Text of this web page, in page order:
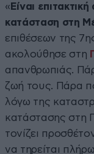
« Είναι
κατάσταση στη
επιθέσεων της
ακολούθησε στη
απανθρωπιάς.
ζωή τους. Πάρα
λόγω της
κατάστασης στη
τονίζει
να τηρείται